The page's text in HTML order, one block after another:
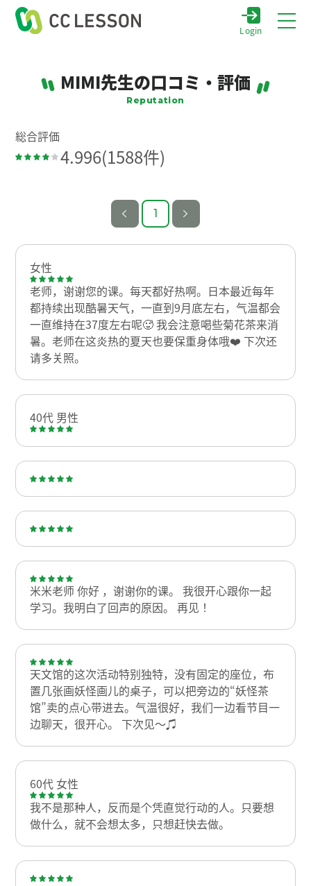
Login
MIMI先生の口コミ・評価
Reputation
総合評価
4.996(1588件)
1
女性
老师，谢谢您的课。每天都好热啊。日本最近每年
都持续出现酷暑天气，一直到9月底左右，气温都会
一直维持在37度左右呢🥵 我会注意喝些菊花茶来消
暑。老师在这炎热的夏天也要保重身体哦❤️ 下次还
请多关照。
40代 男性
米米老师 你好 ，谢谢你的课。 我很开心跟你一起
学习。我明白了回声的原因。 再见！
天文馆的这次活动特别独特，没有固定的座位，布
置几张画妖怪画儿的桌子，可以把旁边的“妖怪茶
馆”卖的点心带进去。气温很好，我们一边看节目一
边聊天，很开心。 下次见〜♫
60代 女性
我不是那种人，反而是个凭直觉行动的人。只要想
做什么，就不会想太多，只想赶快去做。